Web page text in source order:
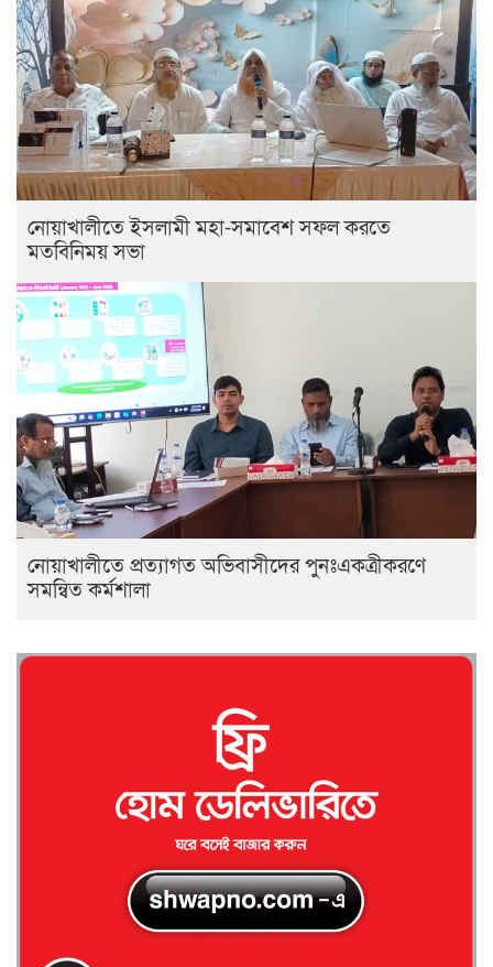
নোয়াখালীতে ইসলামী মহা-সমাবেশ সফল করতে
মতবিনিময় সভা
নোয়াখালীতে প্রত্যাগত অভিবাসীদের পুনঃএকত্রীকরণে
সমন্বিত কর্মশালা